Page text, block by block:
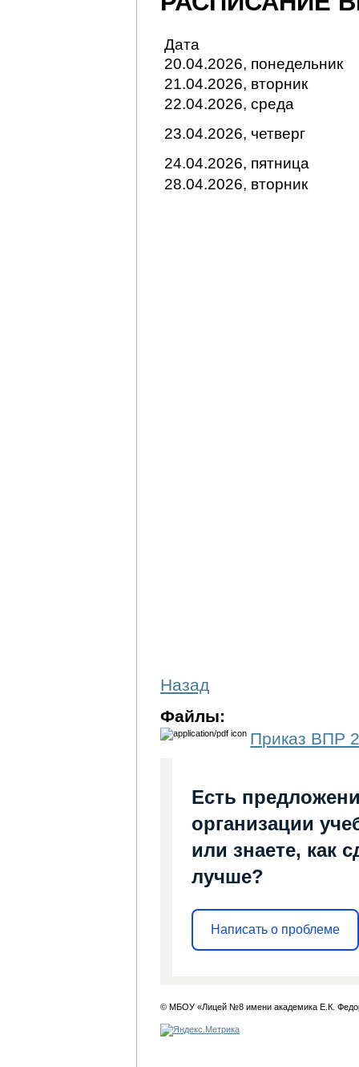
Дата
20.04.2026, понедельник
21.04.2026, вторник
22.04.2026, среда
23.04.2026, четверг
24.04.2026, пятница
28.04.2026, вторник
Назад
Файлы:
Приказ ВПР
Есть
организации
или знаете, как
лучше?
Написать о проблеме
© МБОУ «Лицей №8 имени академика Е.К.